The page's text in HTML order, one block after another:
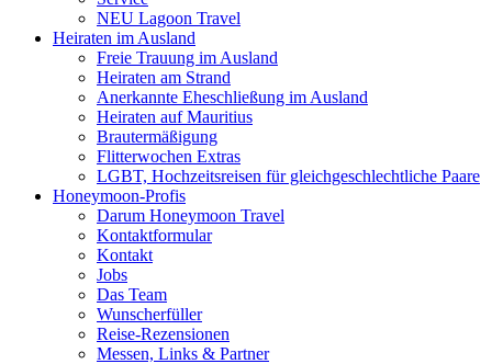
NEU Lagoon Travel
Heiraten im Ausland
Freie Trauung im Ausland
Heiraten am Strand
Anerkannte Eheschließung im Ausland
Heiraten auf Mauritius
Brautermäßigung
Flitterwochen Extras
LGBT, Hochzeitsreisen für gleichgeschlechtliche Paare
Honeymoon-Profis
Darum Honeymoon Travel
Kontaktformular
Kontakt
Jobs
Das Team
Wunscherfüller
Reise-Rezensionen
Messen, Links & Partner